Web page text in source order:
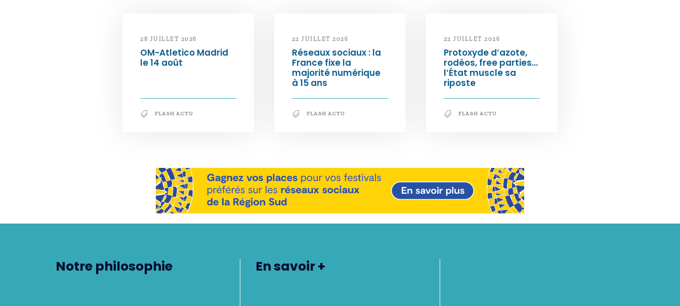
28 JUILLET 2026
OM-Atletico Madrid
le 14 août
FLASH ACTU
22 JUILLET 2026
Réseaux sociaux : la
France fixe la
majorité numérique
à 15 ans
FLASH ACTU
22 JUILLET 2026
Protoxyde d’azote,
rodéos, free parties…
l’État muscle sa
riposte
FLASH ACTU
Notre philosophie En savoir +